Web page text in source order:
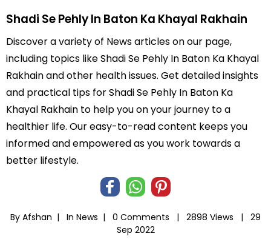
Shadi Se Pehly In Baton Ka Khayal Rakhain
Discover a variety of News articles on our page,
including topics like Shadi Se Pehly In Baton Ka Khayal
Rakhain and other health issues. Get detailed insights
and practical tips for Shadi Se Pehly In Baton Ka
Khayal Rakhain to help you on your journey to a
healthier life. Our easy-to-read content keeps you
informed and empowered as you work towards a
better lifestyle.
By Afshan | In News | 0 Comments | 2898 Views |
29
Sep 2022